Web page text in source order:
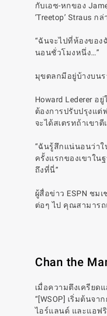
กับเอซ-หกของ
‘Treetop’ Straus
“ฉันจะไปที่ห้องของ
นอนชั่วโมงหนึ่ง…”
มุขตลกมีอยู่บ้างบนร
Howard Lederer อ
ต้องการปรับปรุงแต่
จะได้สเตรทถ้าเขา
“ฉันรู้สึกแน่นอนว่าใ
ครั้งแรกของเขาใน
ถึงที่นี่”
ผู้สื่อข่าว ESPN ชมเ
ต่อๆ ไป คุณสามารถ
Chan the
เมื่อความตึงเครียด
“[WSOP] เริ่มต้นจ
ไอร์แลนด์ และแอฟ